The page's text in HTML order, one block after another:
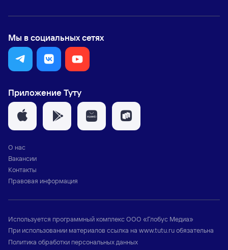
Мы в социальных сетях
Приложение Туту
О нас
Вакансии
Контакты
Правовая информация
Используется программный комплексООО «Глобус Медиа»
При использовании материалов ссылка на www.tutu.ruобязательна
Политика обработки персональных данных